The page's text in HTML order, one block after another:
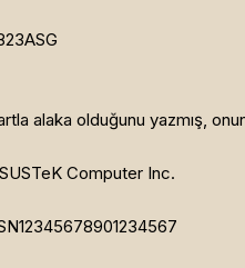
alaka olduğunu yazmış,
Computer Inc.